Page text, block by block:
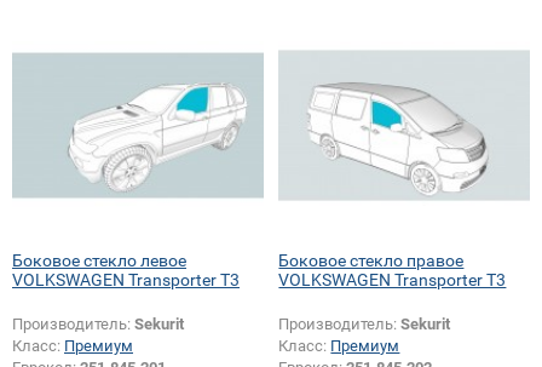
Боковое стекло левое
VOLKSWAGEN Transporter T3
Производитель: Sekurit
Класс: Премиум
Боковое стекло правое
VOLKSWAGEN Transporter T3
Производитель:Sekurit
Класс: Премиум